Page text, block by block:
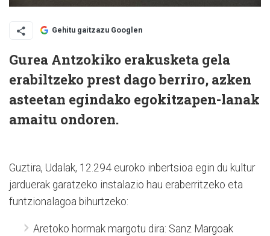
Gehitu gaitzazu Googlen
Gurea Antzokiko erakusketa gela
erabiltzeko prest dago berriro, azken
asteetan egindako egokitzapen-lanak
amaitu ondoren.
Guztira, Udalak, 12.294 euroko inbertsioa egin du kultur
jarduerak garatzeko instalazio hau eraberritzeko eta
funtzionalagoa bihurtzeko:
Aretoko hormak margotu dira: Sanz Margoak